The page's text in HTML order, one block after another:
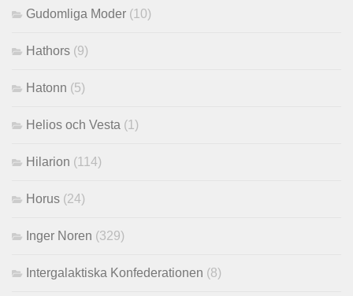
Gudomliga Moder (10)
Hathors (9)
Hatonn (5)
Helios och Vesta (1)
Hilarion (114)
Horus (24)
Inger Noren (329)
Intergalaktiska Konfederationen (8)